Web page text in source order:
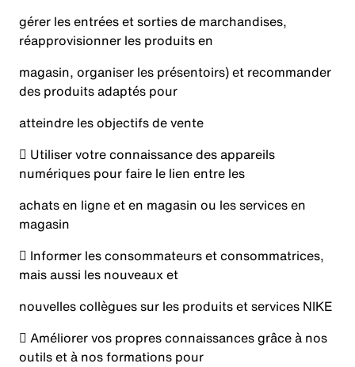
gérer les entrées et sorties de marchandises,
réapprovisionner les produits en
magasin, organiser les présentoirs) et recommander
des produits adaptés pour
atteindre les objectifs de vente
 Utiliser votre connaissance des appareils
numériques pour faire le lien entre les
achats en ligne et en magasin ou les services en
magasin
 Informer les consommateurs et consommatrices,
mais aussi les nouveaux et
nouvelles collègues sur les produits et services NIKE
 Améliorer vos propres connaissances grâce à nos
outils et à nos formations pour